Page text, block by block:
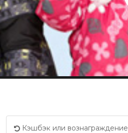
Кэшбэк или вознаграждение